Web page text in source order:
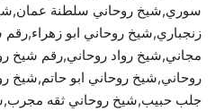
سوري,شيخ روحاني سلطنة
زنجباري,شيخ روحاني ابو
مجاني,شيخ رواد روحاني,رقم شيخ
روحاني,شيخ روحاني ابو حاتم,شيخ
جلب حبيب,شيخ روحاني ثقه